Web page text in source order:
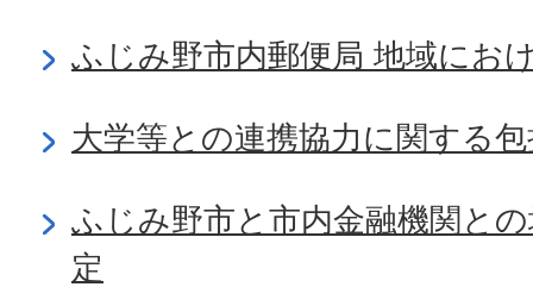
ふじみ野市内郵便局 地域にお
大学等との連携協力に関する
ふじみ野市と市内金融機関と
定